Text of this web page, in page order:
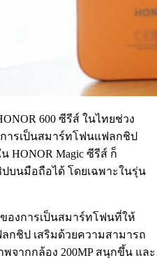
600 ซีรีส์ ในไทยช่วง
ารเป็นสมาร์ทโฟนแฟลกชิป
HONOR Magic ซีรีส์ ก็
บนมือถือได้ โดยเฉพาะในรุ่น
ของการเป็นสมาร์ทโฟนที่ให้
กชิป เสริมด้วยความสามารถ
จากกล้อง 200MP สนุกขึ้น และ